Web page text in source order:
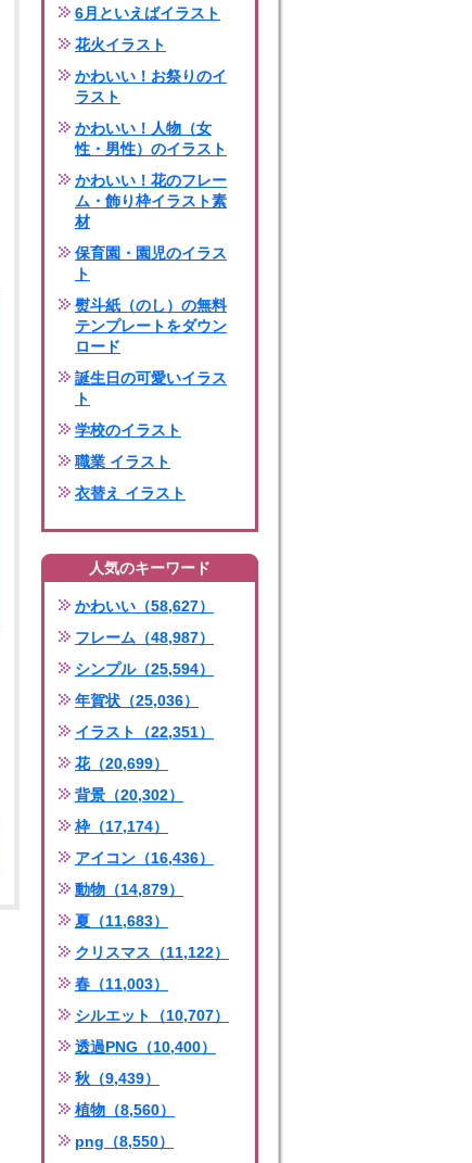
6月といえばイラスト
花火イラスト
かわいい！お祭りのイ
ラスト
かわいい！人物（女
性・男性）のイラスト
かわいい！花のフレー
ム・飾り枠イラスト素
材
保育園・園児のイラス
ト
熨斗紙（のし）の無料
テンプレートをダウン
ロード
誕生日の可愛いイラス
ト
学校のイラスト
職業 イラスト
衣替え イラスト
人気のキーワード
かわいい（58,627）
フレーム（48,987）
シンプル（25,594）
年賀状（25,036）
イラスト（22,351）
花（20,699）
背景（20,302）
枠（17,174）
アイコン（16,436）
動物（14,879）
夏（11,683）
クリスマス（11,122）
春（11,003）
シルエット（10,707）
透過PNG（10,400）
秋（9,439）
植物（8,560）
png（8,550）